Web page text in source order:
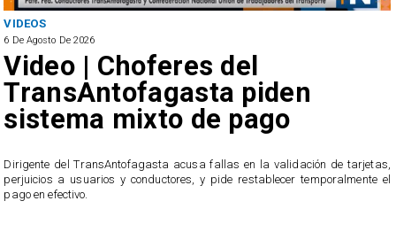
VIDEOS
6 De Agosto De 2026
Video | Choferes del
TransAntofagasta piden
sistema mixto de pago
​Dirigente del TransAntofagasta acusa fallas en la validación de tarjetas,
perjuicios a usuarios y conductores, y pide restablecer temporalmente el
pago en efectivo.